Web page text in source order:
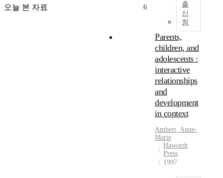
오늘 본 자료
출
신
청
6
Parents,
children, and
adolescents :
interactive
relationships
and
development
in context
Ambert, Anne-
Marie
Haworth
Press
1997